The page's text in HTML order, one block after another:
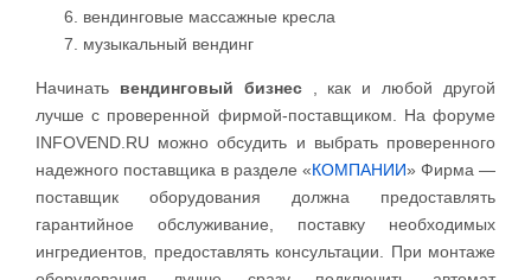
вендинговые массажные кресла
музыкальный вендинг
Начинать вендинговый бизнес, как и любой другой
лучше с проверенной фирмой-поставщиком. На форуме
INFOVEND.RU можно обсудить и выбрать проверенного
надежного поставщика в разделе «КОМПАНИИ» Фирма —
поставщик оборудования должна предоставлять
гарантийное обслуживание, поставку необходимых
ингредиентов, предоставлять консультации. При монтаже